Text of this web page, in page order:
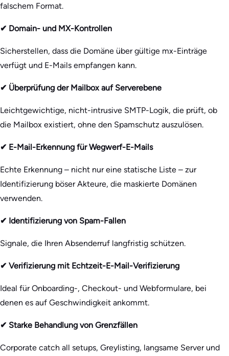
falschem Format.
✔ Domain- und MX-Kontrollen
Sicherstellen, dass die Domäne über gültige mx-Einträge
verfügt und E-Mails empfangen kann.
✔ Überprüfung der Mailbox auf Serverebene
Leichtgewichtige, nicht-intrusive SMTP-Logik, die prüft, ob
die Mailbox existiert, ohne den Spamschutz auszulösen.
✔ E-Mail-Erkennung für Wegwerf-E-Mails
Echte Erkennung – nicht nur eine statische Liste – zur
Identifizierung böser Akteure, die maskierte Domänen
verwenden.
✔ Identifizierung von Spam-Fallen
Signale, die Ihren Absenderruf langfristig schützen.
✔ Verifizierung mit Echtzeit-E-Mail-Verifizierung
Ideal für Onboarding-, Checkout- und Webformulare, bei
denen es auf Geschwindigkeit ankommt.
✔ Starke Behandlung von Grenzfällen
Corporate catch all setups, Greylisting, langsame Server und